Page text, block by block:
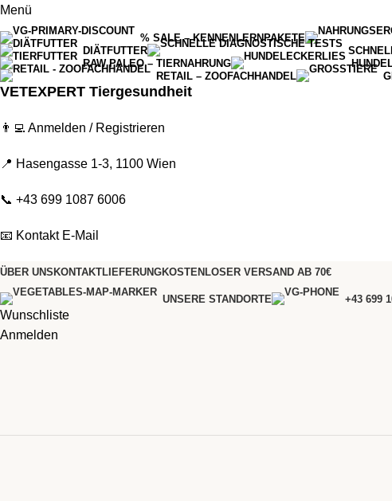
Menü
% SALE – KENNENLERNPAKETE
DIÄTFUTTER
RAW PALEO – TIERNAHRUNG
RETAIL – ZOOFACHHANDEL
VETEXPERT Tiergesundheit
👨‍💻 Anmelden / Registrieren
📍 Hasengasse 1-3, 1100 Wien
📞 +43 699 1087 6006
📧 Kontakt E-Mail
ÜBER UNS KONTAKTLIEFERUNGKOSTENLOSER VERSAND AB 70€
UNSERE STANDORTE +43 699
Wunschliste
Anmelden